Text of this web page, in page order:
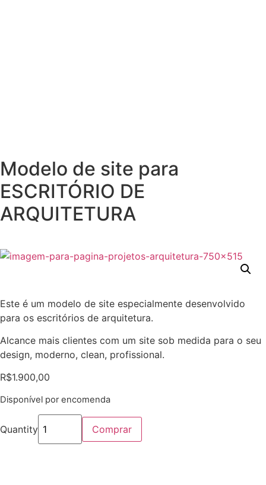
Modelo de site para
ESCRITÓRIO DE
ARQUITETURA
Este é um modelo de site especialmente desenvolvido
para os escritórios de arquitetura.
Alcance mais clientes com um site sob medida para o seu
design, moderno, clean, profissional.
R$1.900,00
Disponível por encomenda
Quantity Comprar